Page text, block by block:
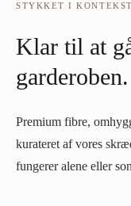
STYKKET I KONTEKST
Klar til at
garderoben.
Premium fibre,
kurateret af vores
fungerer alene eller